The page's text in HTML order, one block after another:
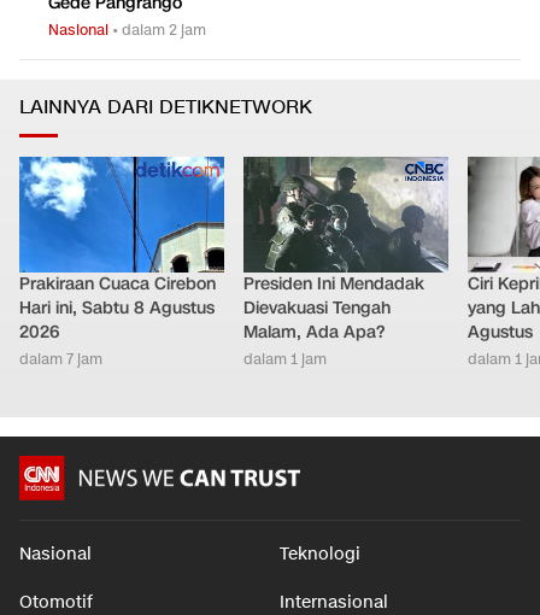
Nasional •dalam 2 jam
LAINNYA DARI DETIKNETWORK
Prakiraan Cuaca Cirebon
Hari ini, Sabtu 8 Agustus
2026
dalam 7 jam
Presiden Ini Mendadak
Dievakuasi Tengah
Malam, Ada Apa?
dalam 1 jam
Ciri
yang
Agustus
dalam 1
Nasional Teknologi
Otomotif Internasional